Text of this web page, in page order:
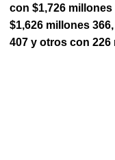
con $1,726
$1,626 millones
407 y otros con 226